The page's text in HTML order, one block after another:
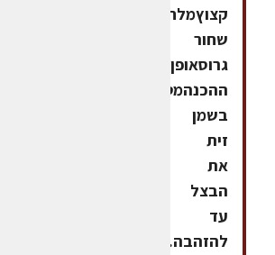
קצוץמלחפלפל
שחור
גרוסאופן
ההכנהמטגנים
בשמן
זית
את
הבצל
עד
להזהבה.